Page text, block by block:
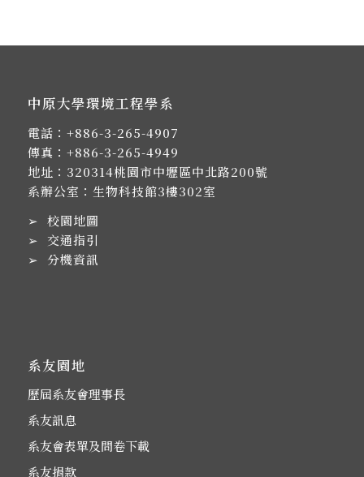
中原大學環境工程學系
電話： +886-3-265-4907
傳真：+886-3-265-4949
地址： 320314桃園市中壢區中北路200號
系辦公室：生物科技館3樓302室
➢ 校園地圖
➢ 交通指引
➢ 分機資訊
系友園地
歷屆系友會理事長
系友訊息
系友會表單及問卷下載
系友捐款